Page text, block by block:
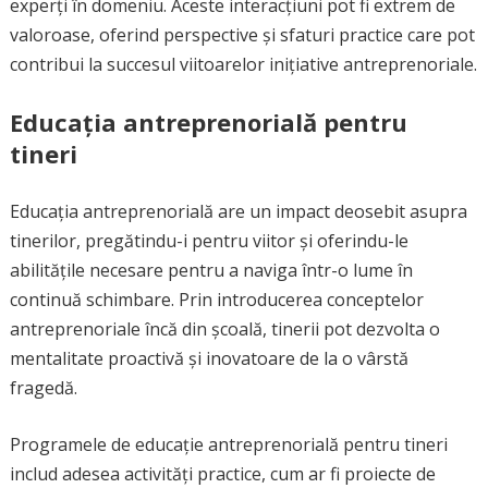
experți în domeniu. Aceste interacțiuni pot fi extrem de
valoroase, oferind perspective și sfaturi practice care pot
contribui la succesul viitoarelor inițiative antreprenoriale.
Educația antreprenorială pentru
tineri
Educația antreprenorială are un impact deosebit asupra
tinerilor, pregătindu-i pentru viitor și oferindu-le
abilitățile necesare pentru a naviga într-o lume în
continuă schimbare. Prin introducerea conceptelor
antreprenoriale încă din școală, tinerii pot dezvolta o
mentalitate proactivă și inovatoare de la o vârstă
fragedă.
Programele de educație antreprenorială pentru tineri
includ adesea activități practice, cum ar fi proiecte de